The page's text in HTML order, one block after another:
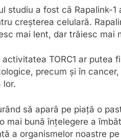
studiu a fost că Rapalink-1
creșterea celulară.
mai lent, dar trăiesc mai
TORC1 ar putea
precum și în cancer,
lor.
să apară pe piață o
mai bună înțelegere a
a organismelor noastre